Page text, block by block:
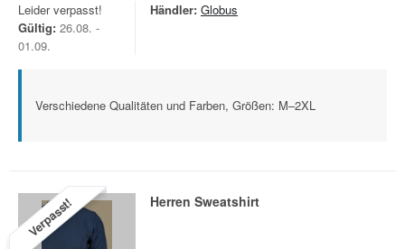
Leider verpasst!
Gültig: 26.08. -
01.09.
Händler: Globus
Verschiedene Qualitäten und Farben, Größen: M–2XL
Verpasst! Herren Sweatshirt